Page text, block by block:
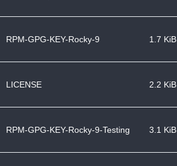
RPM-GPG-KEY-Rocky-9 1.7 KiB
LICENSE 2.2 KiB
RPM-GPG-KEY-Rocky-9-Testing 3.1 KiB